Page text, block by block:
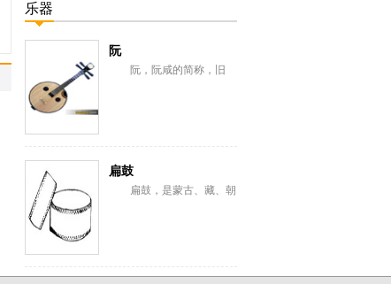
乐器
阮
阮，阮咸的简称，旧
扁鼓
扁鼓，是蒙古、藏、朝